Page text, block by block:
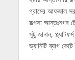
গ্রামের আফজাল
রূপসা আন্তঃনগর
সুটু জানান,
ভ্যানিটি ব্যাগ